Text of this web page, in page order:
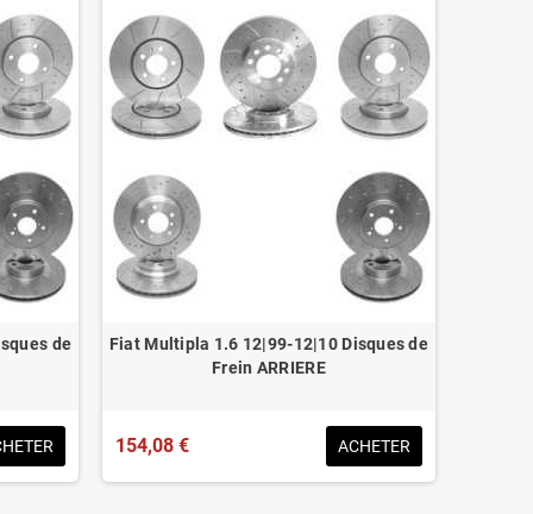
de
Fiat Multipla 1.6 12|99-12|10 Disques de
Frein ARRIERE
154,08 € ACHETER